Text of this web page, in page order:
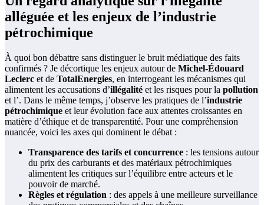
alléguée et les enjeux de l’industrie
pétrochimique
À quoi bon débattre sans distinguer le bruit médiatique des faits
confirmés ? Je décortique les enjeux autour de Michel-Édouard
Leclerc et de TotalEnergies, en interrogeant les mécanismes qui
alimentent les accusations d’illégalité et les risques pour la pollution
et l’. Dans le même temps, j’observe les pratiques de l’industrie
pétrochimique et leur évolution face aux attentes croissantes en
matière d’éthique et de transparentité. Pour une compréhension
nuancée, voici les axes qui dominent le débat :
Transparence des tarifs et concurrence : les tensions autour
du prix des carburants et des matériaux pétrochimiques
alimentent les critiques sur l’équilibre entre acteurs et le
pouvoir de marché.
Règles et régulation : des appels à une meilleure surveillance